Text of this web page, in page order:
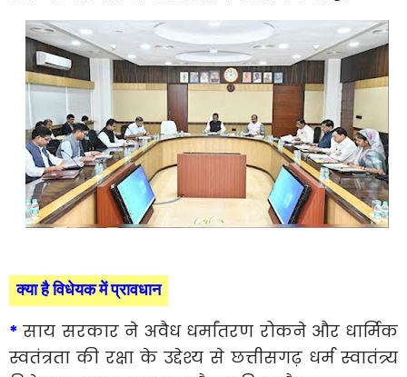
क्या है विधेयक में प्रावधान
* साय सरकार ने अवैध धर्मांतरण रोकने और धार्मिक
स्वतंत्रता की रक्षा के उद्देश्य से छत्तीसगढ़ धर्म स्वातंत्र्य